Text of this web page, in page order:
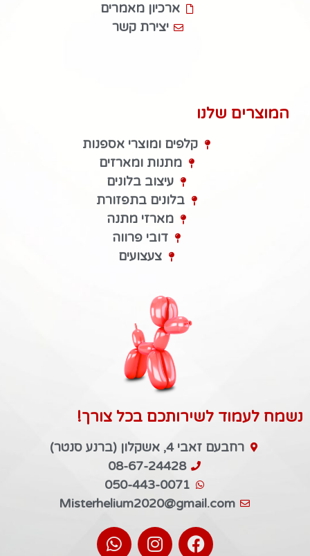
ארכיון מאמרים
יצירת קשר
המוצרים שלנו
קלפים ומוצרי אספנות
מתנות ומארזים
עיצוב בלונים
בלונים בתפזורת
מארזי מתנה
דובי פרווה
צעצועים
נשמח לעמוד לשירותכם בכל צורך!
רחבעם זאבי 4, אשקלון (ברנע סנטר)
08-67-24428
050-443-0071
Misterhelium2020@gmail.com